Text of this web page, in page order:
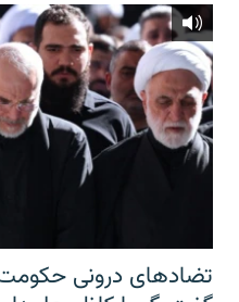
تضادهای درونی حکومت